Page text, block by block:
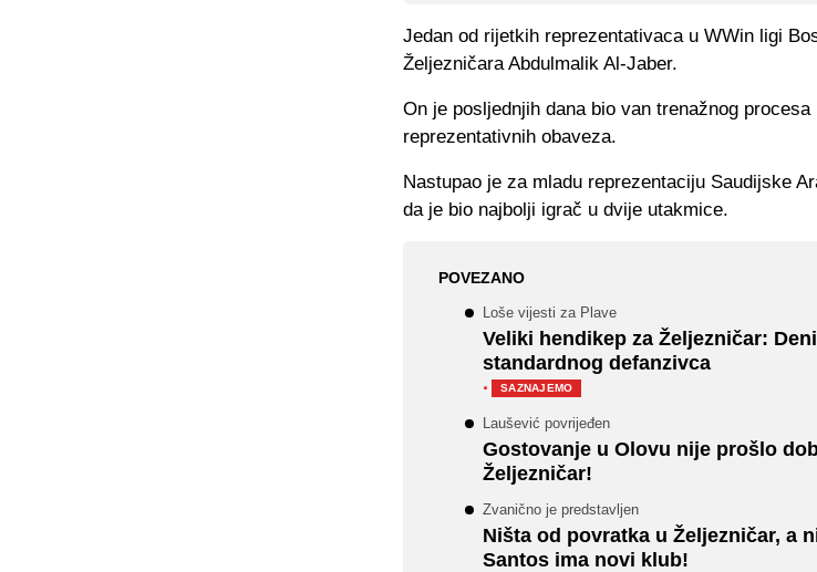
Jedan od rijetkih reprezentativaca u WWin ligi
Željezničara Abdulmalik Al-Jaber.
On je posljednjih dana bio van trenažnog
reprezentativnih obaveza.
Nastupao je za mladu reprezentaciju Saudijske
da je bio najbolji igrač u dvije utakmice.
POVEZANO
Loše vijesti za Plave
Veliki hendikep za Željezničar:
standardnog defanzivca
·
SAZNAJEMO
Laušević povrijeđen
Gostovanje u Olovu nije prošlo
Željezničar!
Zvanično je predstavljen
Ništa od povratka u Željezničar, a
Santos ima novi klub!